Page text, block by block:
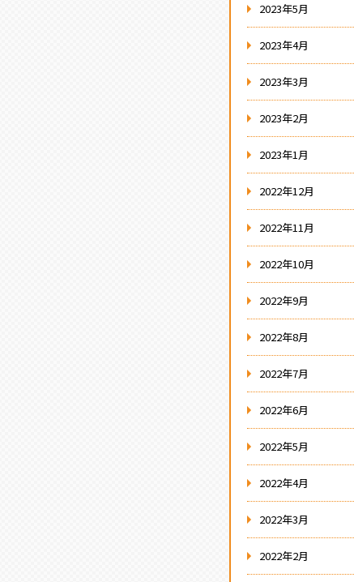
2023年5月
2023年4月
2023年3月
2023年2月
2023年1月
2022年12月
2022年11月
2022年10月
2022年9月
2022年8月
2022年7月
2022年6月
2022年5月
2022年4月
2022年3月
2022年2月